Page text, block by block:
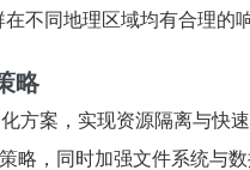
不同地理区域均有合理的
略
方案，实现资源隔离与快
略，同时加强文件系统与